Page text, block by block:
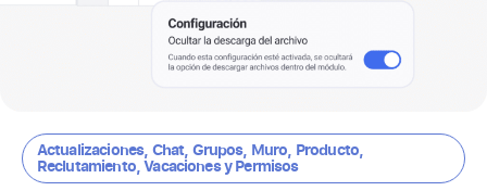
Actualizaciones, Chat, Grupos, Muro, Producto,
Reclutamiento,Vacaciones y Permisos